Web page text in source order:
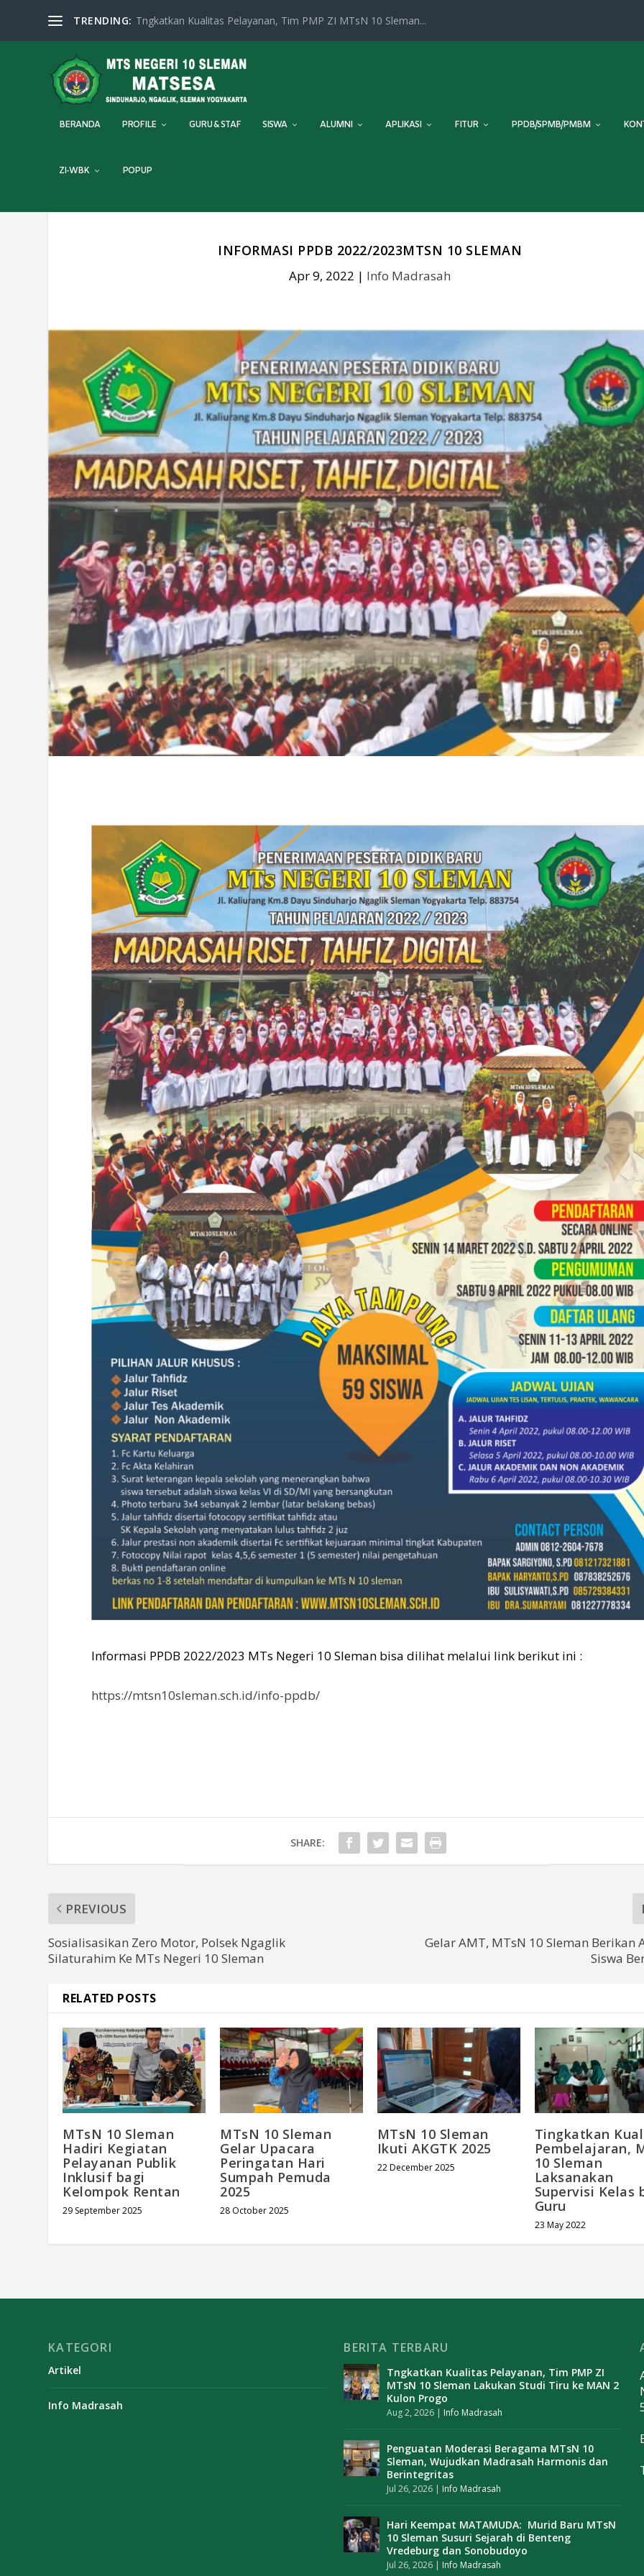
TRENDING: Tngkatkan Kualitas Pelayanan, Tim PMP ZI MTsN 10 Sleman...
BERANDA PROFILE GURU & STAF SISWA ALUMNI APLIKASI FITUR PPDB/SPMB/PMBM
ZI-WBK POPUP
INFORMASI PPDB 2022/2023MTSN 10 SLEMAN
Apr 9, 2022 | Info Madrasah
Informasi PPDB 2022/2023 MTs Negeri 10 Sleman bisa dilihat melalui link berikut ini :
https://mtsn10sleman.sch.id/info-ppdb/
SHARE:
PREVIOUS
Sosialisasikan Zero Motor, Polsek Ngaglik
Silaturahim Ke MTs Negeri 10 Sleman
Gelar AMT, MTsN 10 Sleman Berikan
Siswa
RELATED POSTS
MTsN 10 Sleman
Hadiri Kegiatan
Pelayanan Publik
Inklusif bagi
Kelompok Rentan
29 September 2025
MTsN 10 Sleman
Gelar Upacara
Peringatan Hari
Sumpah Pemuda
2025
28 October 2025
MTsN 10 Sleman
Ikuti AKGTK 2025
22 December 2025
Tingkatkan
Pembelajaran,
10 Sleman
Laksanakan
Supervisi Kelas
Guru
23 May 2022
KATEGORI
Artikel
Info Madrasah
BERITA TERBARU
Tngkatkan Kualitas Pelayanan, Tim PMP ZI
MTsN 10 Sleman Lakukan Studi Tiru ke MAN 2
Kulon Progo
Aug 2, 2026 | Info Madrasah
Penguatan Moderasi Beragama MTsN 10
Sleman, Wujudkan Madrasah Harmonis dan
Berintegritas
Jul 26, 2026 | Info Madrasah
Hari Keempat MATAMUDA: Murid Baru MTsN
10 Sleman Susuri Sejarah di Benteng
Vredeburg dan Sonobudoyo
Jul 26, 2026 | Info Madrasah